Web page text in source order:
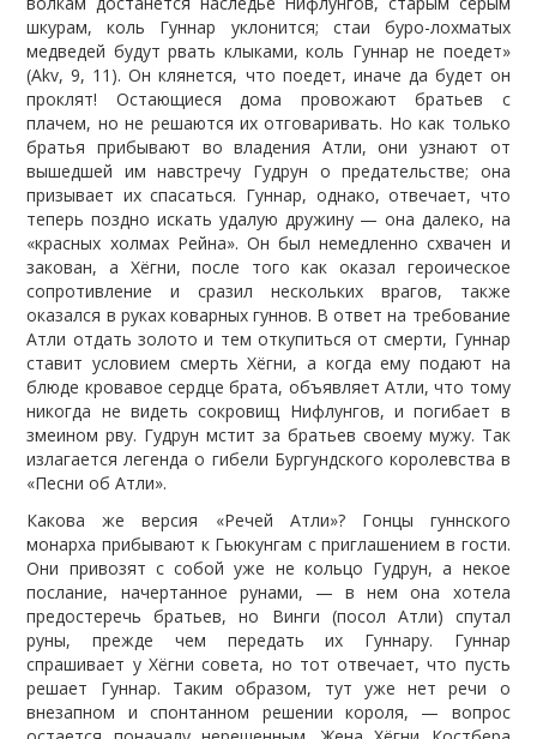
шкурам, коль Гуннар уклонится; стаи буро-лохматых
медведей будут рвать клыками, коль Гуннар не поедет»
(Akv, 9, 11). Он клянется, что поедет, иначе да будет он
проклят! Остающиеся дома провожают братьев с
плачем, но не решаются их отговаривать. Но как только
братья прибывают во владения Атли, они узнают от
вышедшей им навстречу Гудрун о предательстве; она
призывает их спасаться. Гуннар, однако, отвечает, что
теперь поздно искать удалую дружину — она далеко, на
«красных холмах Рейна». Он был немедленно схвачен и
закован, а Хёгни, после того как оказал героическое
сопротивление и сразил нескольких врагов, также
оказался в руках коварных гуннов. В ответ на требование
Атли отдать золото и тем откупиться от смерти, Гуннар
ставит условием смерть Хёгни, а когда ему подают на
блюде кровавое сердце брата, объявляет Атли, что тому
никогда не видеть сокровищ Нифлунгов, и погибает в
змеином рву. Гудрун мстит за братьев своему мужу. Так
излагается легенда о гибели Бургундского королевства в
«Песни об Атли».
Какова же версия «Речей Атли»? Гонцы гуннского
монарха прибывают к Гьюкунгам с приглашением в гости.
Они привозят с собой уже не кольцо Гудрун, а некое
послание, начертанное рунами, — в нем она хотела
предостеречь братьев, но Винги (посол Атли) спутал
руны, прежде чем передать их Гуннару. Гуннар
спрашивает у Хёгни совета, но тот отвечает, что пусть
решает Гуннар. Таким образом, тут уже нет речи о
внезапном и спонтанном решении короля, — вопрос